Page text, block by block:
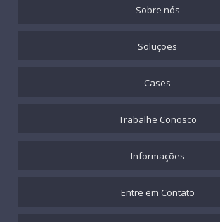
Sobre nós
Soluções
Cases
Trabalhe Conosco
Informações
Entre em Contato